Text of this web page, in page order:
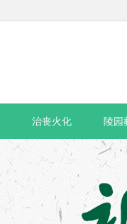
治丧火化 陵园